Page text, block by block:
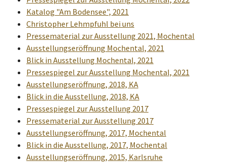
Katalog "Am Bodensee", 2021
Christopher Lehmpfuhl bei uns
Pressematerial zur Ausstellung 2021, Mochental
Ausstellungseröffnung Mochental, 2021
Blick in Ausstellung Mochental, 2021
Pressespiegel zur Ausstellung Mochental, 2021
Ausstellungseröffnung, 2018, KA
Blick in die Ausstellung, 2018, KA
Pressespiegel zur Ausstellung 2017
Pressematerial zur Ausstellung 2017
Ausstellungseröffnung, 2017, Mochental
Blick in die Ausstellung, 2017, Mochental
Ausstellungseröffnung, 2015, Karlsruhe